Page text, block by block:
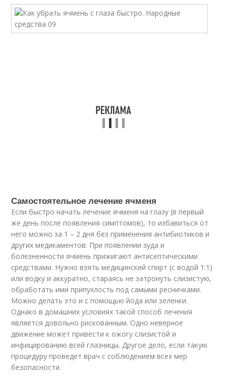
Самостоятельное лечение ячменя
Если быстро начать лечение ячменя на глазу (в первый
же день после появления симптомов), то избавиться от
него можно за 1 – 2 дня без применения антибиотиков и
других медикаментов. При появлении зуда и
болезненности ячмень прижигают антисептическими
средствами. Нужно взять медицинский спирт (с водой 1:1)
или водку и аккуратно, стараясь не затронуть слизистую,
обработать ими припухлость под самыми ресничками.
Можно делать это и с помощью йода или зеленки.
Однако в домашних условиях такой способ лечения
является довольно рискованным. Одно неверное
движение может привести к ожогу слизистой и
инфицированию всей глазницы. Другое дело, если такую
процедуру проведет врач с соблюдением всех мер
безопасности.